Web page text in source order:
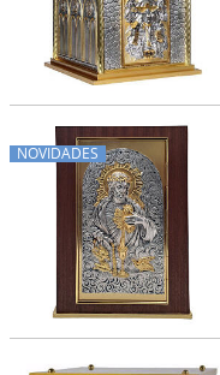
NOVIDADES